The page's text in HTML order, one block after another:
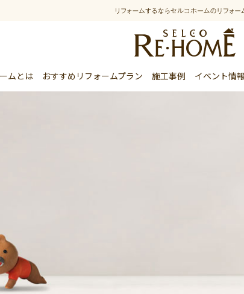
ムとは おすすめリフォームプラン 施工事例 イベント情報